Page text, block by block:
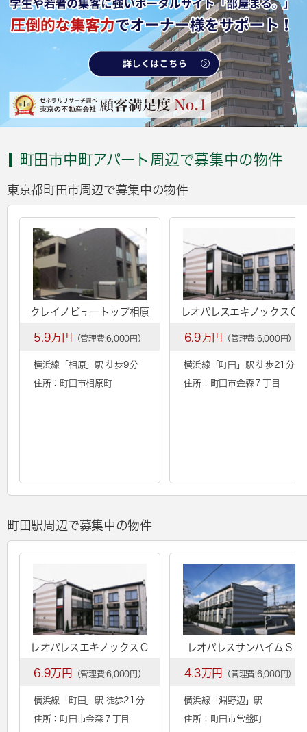
町田市中町アパート周辺で募集中の物件
東京都町田市周辺で募集中の物件
クレイノビュートップ相原
5.9万円 （管理費:6,000円）
横浜線「 相原 」駅 徒歩9分
住所：町田市相原町
レオパレスエキノックスＣ
6.9万円 （管理費:6,000円）
横浜線「 町田 」駅 徒歩21分
住所：町田市金森７丁目
町田駅周辺で募集中の物件
レオパレスエキノックスＣ
6.9万円 （管理費:6,000円）
横浜線「 町田 」駅 徒歩21分
住所：町田市金森７丁目
レオパレスサンハイムＳ
4.3万円 （管理費:6,000円）
横浜線「淵野辺 」駅
住所：町田市常盤町